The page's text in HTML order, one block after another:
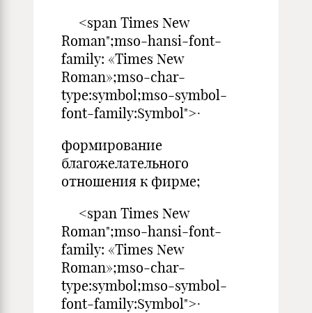
<span Times New
Roman";mso-hansi-font-
family: «Times New
Roman»;mso-char-
type:symbol;mso-symbol-
font-family:Symbol">·
формирование
благожелательного
отношения к фирме;
<span Times New
Roman";mso-hansi-font-
family: «Times New
Roman»;mso-char-
type:symbol;mso-symbol-
font-family:Symbol">·